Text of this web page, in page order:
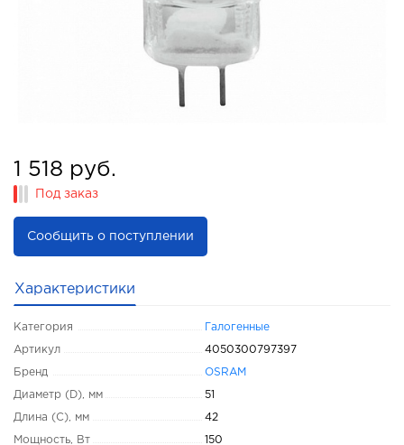
1 518 руб.
Под заказ
Сообщить о поступлении
Характеристики
Категория Галогенные
Артикул 4050300797397
Бренд OSRAM
Диаметр (D), мм 51
Длина (C), мм 42
Мощность, Вт 150